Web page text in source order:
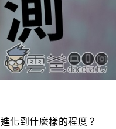
化到什麼樣的程度？